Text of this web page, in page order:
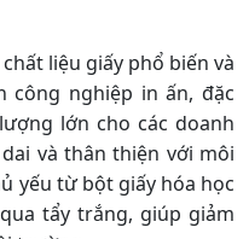
liệu giấy phổ biến và
công nghiệp in ấn, đặc
lớn cho các doanh
và thân thiện với môi
yếu từ bột giấy hóa học
tẩy trắng, giúp giảm